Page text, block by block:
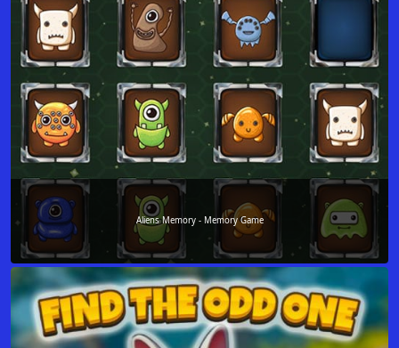
Aliens Memory - Memory Game